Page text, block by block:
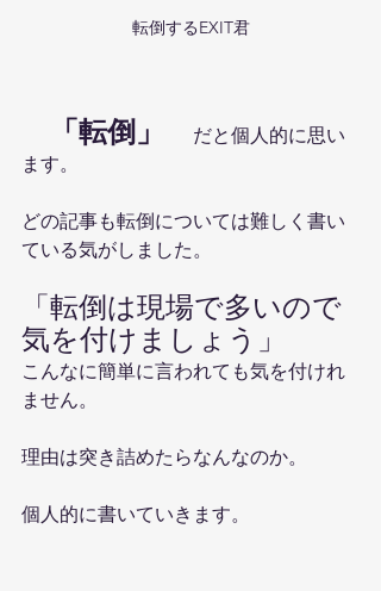
転倒するEXIT君
「転倒」
だと個人的に思い
ます。
どの記事も転倒については難しく書い
ている気がしました。
「転倒は現場で多いので
気を付けましょう」
こんなに簡単に言われても気を付けれ
ません。
理由は突き詰めたらなんなのか。
個人的に書いていきます。